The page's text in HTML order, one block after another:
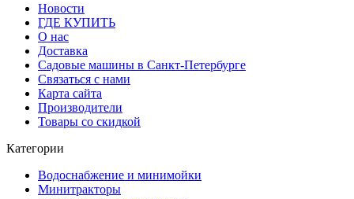
Новости
ГДЕ КУПИТЬ
О нас
Доставка
Садовые машины в Санкт-Петербурге
Связаться с нами
Карта сайта
Производители
Товары со скидкой
Категории
Водоснабжение и минимойки
Минитракторы